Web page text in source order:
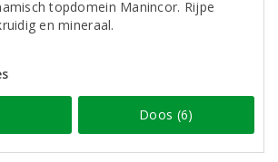
topdomein Manincor. Rijpe
en mineraal.
Doos (6)